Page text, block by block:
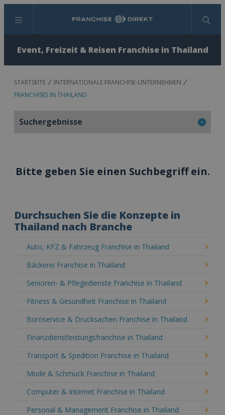
Menü Suchen
Event, Freizeit & Reisen Franchise in Thailand
STARTSEITE
INTERNATIONALE FRANCHISE-UNTERNEHMEN
FRANCHISES IN THAILAND
Suchergebnisse
Bitte geben Sie einen Suchbegriff ein.
Durchsuchen Sie die Konzepte in
Thailand nach Branche
Auto, KFZ & Fahrzeug Franchise in Thailand
Bäckerei Franchise in Thailand
Senioren- & Pflegedienste Franchise in Thailand
Fitness & Gesundheit Franchise in Thailand
Büroservice & Drucksachen Franchise in Thailand
Finanzdienstleistungsfranchise in Thailand
Transport & Spedition Franchise in Thailand
Mode & Schmuck Franchise in Thailand
Computer & Internet Franchise in Thailand
Personal & Management Franchise in Thailand